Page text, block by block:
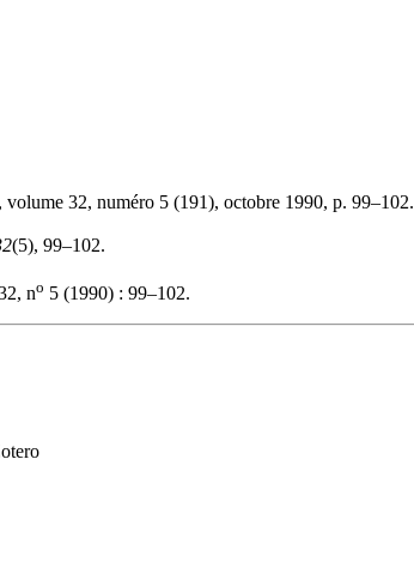
volume 32, numéro 5 (191), octobre 1990, p. 99–102.
(5), 99–102.
no 5 (1990) : 99–102.